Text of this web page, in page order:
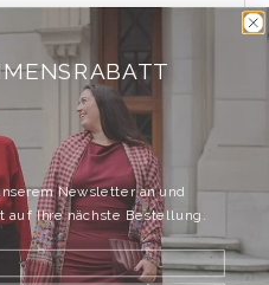
WISHLIST
Camouflage-Print
Bein
Newsletter an und
auf Ihre nächste Bestellung.